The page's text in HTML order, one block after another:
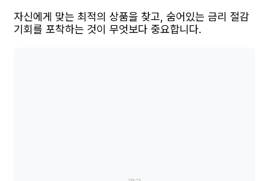
자신에게 맞는 최적의 상품을 찾고, 숨어있는 금리 절감
기회를 포착하는 것이 무엇보다 중요합니다.